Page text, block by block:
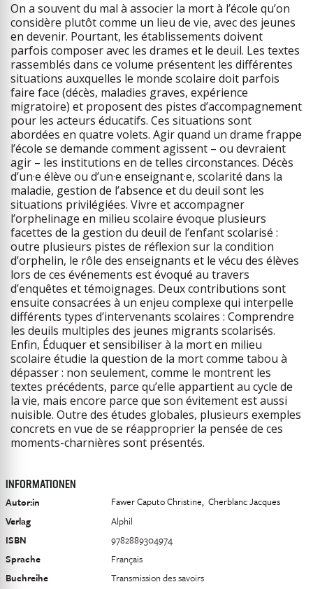
On a souvent du mal à associer la mort à l’école qu’on
considère plutôt comme un lieu de vie, avec des jeunes
en devenir. Pourtant, les établissements doivent
parfois composer avec les drames et le deuil. Les textes
rassemblés dans ce volume présentent les différentes
situations auxquelles le monde scolaire doit parfois
faire face (décès, maladies graves, expérience
migratoire) et proposent des pistes d’accompagnement
pour les acteurs éducatifs. Ces situations sont
abordées en quatre volets. Agir quand un drame frappe
l’école se demande comment agissent – ou devraient
agir – les institutions en de telles circonstances. Décès
d’un·e élève ou d’un·e enseignant·e, scolarité dans la
maladie, gestion de l’absence et du deuil sont les
situations privilégiées. Vivre et accompagner
l’orphelinage en milieu scolaire évoque plusieurs
facettes de la gestion du deuil de l’enfant scolarisé :
outre plusieurs pistes de réflexion sur la condition
d’orphelin, le rôle des enseignants et le vécu des élèves
lors de ces événements est évoqué au travers
d’enquêtes et témoignages. Deux contributions sont
ensuite consacrées à un enjeu complexe qui interpelle
différents types d’intervenants scolaires : Comprendre
les deuils multiples des jeunes migrants scolarisés.
Enfin, Éduquer et sensibiliser à la mort en milieu
scolaire étudie la question de la mort comme tabou à
dépasser : non seulement, comme le montrent les
textes précédents, parce qu’elle appartient au cycle de
la vie, mais encore parce que son évitement est aussi
nuisible. Outre des études globales, plusieurs exemples
concrets en vue de se réapproprier la pensée de ces
moments-charnières sont présentés.
INFORMATIONEN
Autor:in Fawer Caputo Christine Cherblanc Jacques
Verlag
Alphil
ISBN
9782889304974
Sprache
Français
Buchreihe
Transmission des savoirs